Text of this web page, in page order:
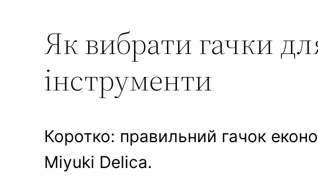
Як вибрати гачки
інструменти
Коротко: правильний гачок
Miyuki Delica.